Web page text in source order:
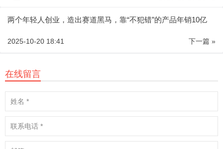
两个年轻人创业，造出赛道黑马，靠“不犯错”的产品年销10亿
下一篇 »
2025-10-20 18:41
在线留言